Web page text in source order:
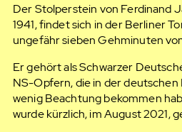
Der Stolperstein von Ferdinand
1941, findet sich in der Berliner
ungefähr sieben Gehminuten
Er gehört als Schwarzer
NS-Opfern, die in der
wenig Beachtung bekommen
wurde kürzlich, im August 2021,